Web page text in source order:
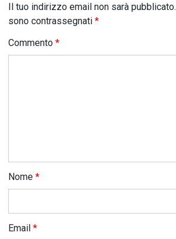
Il tuo indirizzo email non sarà pubblicato.
sono contrassegnati *
Commento *
Nome *
Email *